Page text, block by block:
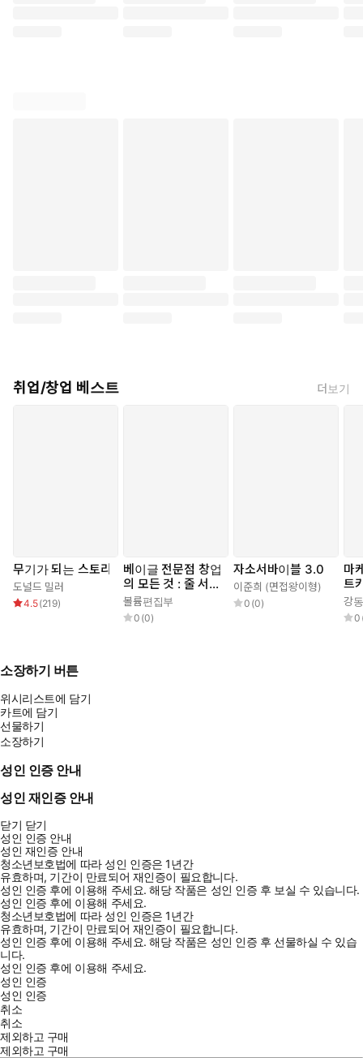
취업/창업 베스트 더보기
무기가 되는 스토리
도널드 밀러
4.5(219)
베이글 전문점 창업
의 모든 것 : 줄 서는
베이글집을 만드는
창업 성공 전략
볼륨편집부
0 (0)
자소서바이블 3.0
이준희 (면접왕이형)
0 (0)
마
트
강
0
소장하기 버튼
위시리스트에 담기
카트에 담기
선물하기
소장하기
성인 인증 안내
성인 재인증 안내
닫기 닫기
성인 인증 안내
성인 재인증 안내
청소년보호법에 따라 성인 인증은 1년간
유효하며, 기간이 만료되어 재인증이 필요합니다.
성인 인증 후에 이용해 주세요.해당 작품은 성인 인증 후 보실 수 있습니다.
성인 인증 후에 이용해 주세요.
청소년보호법에 따라 성인 인증은 1년간
유효하며, 기간이 만료되어 재인증이 필요합니다.
성인 인증 후에 이용해 주세요.해당 작품은 성인 인증 후 선물하실 수 있습
니다.
성인 인증 후에 이용해 주세요.
성인 인증
성인 인증
취소
취소
제외하고 구매
제외하고 구매